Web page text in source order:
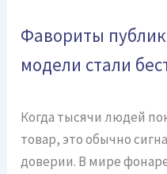
Фавориты
модели стали
Когда тысячи людей
товар, это обычно
доверии. В мире